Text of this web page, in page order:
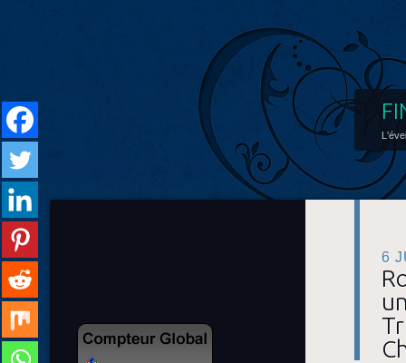
6